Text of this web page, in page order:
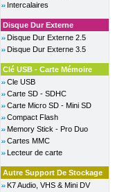
Intercalaires
Disque Dur Externe
Disque Dur Externe 2.5
Disque Dur Externe 3.5
Clé USB - Carte Mémoire
Cle USB
Carte SD - SDHC
Carte Micro SD - Mini SD
Compact Flash
Memory Stick - Pro Duo
Cartes MMC
Lecteur de carte
Autre Support De Stockage
K7 Audio, VHS & Mini DV